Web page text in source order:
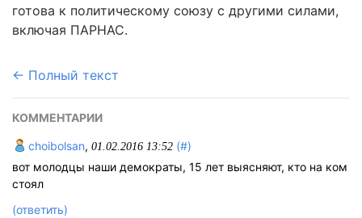
готова к политическому союзу с другими силами,
включая ПАРНАС.
← Полный текст
КОММЕНТАРИИ
choibolsan, 01.02.2016 13:52 (#)
вот молодцы наши демократы, 15 лет выясняют, кто на ком
стоял
(ответить)